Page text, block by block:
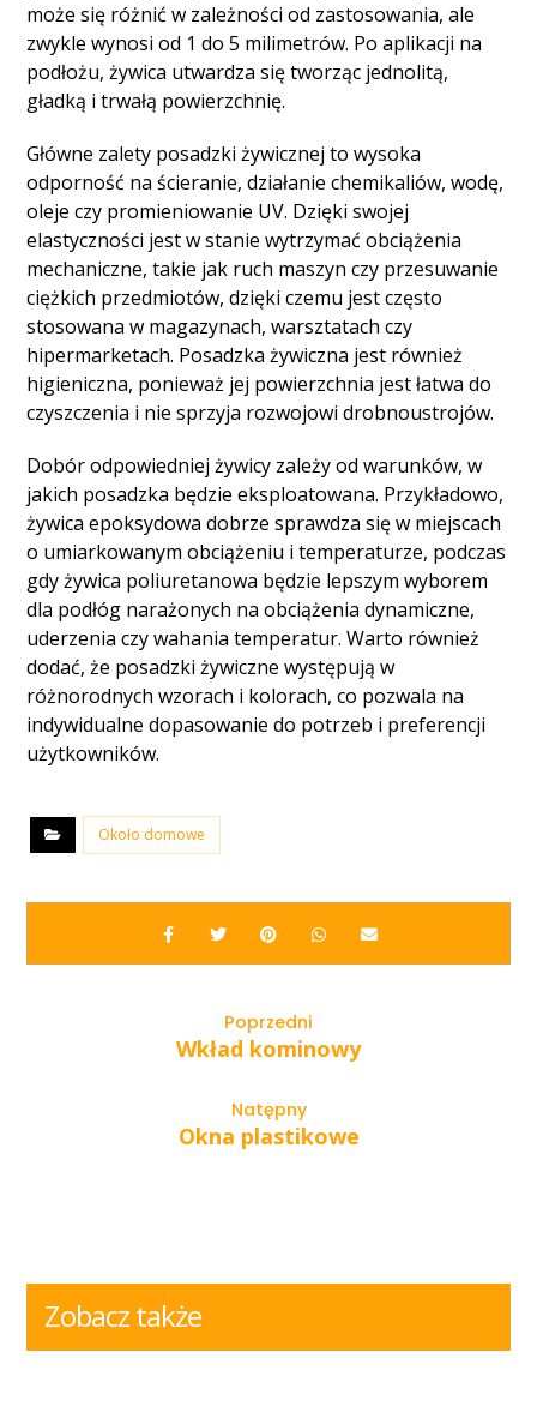
może się różnić w zależności od zastosowania, ale
zwykle wynosi od 1 do 5 milimetrów. Po aplikacji na
podłożu, żywica utwardza się tworząc jednolitą,
gładką i trwałą powierzchnię.
Główne zalety posadzki żywicznej to wysoka
odporność na ścieranie, działanie chemikaliów, wodę,
oleje czy promieniowanie UV. Dzięki swojej
elastyczności jest w stanie wytrzymać obciążenia
mechaniczne, takie jak ruch maszyn czy przesuwanie
ciężkich przedmiotów, dzięki czemu jest często
stosowana w magazynach, warsztatach czy
hipermarketach. Posadzka żywiczna jest również
higieniczna, ponieważ jej powierzchnia jest łatwa do
czyszczenia i nie sprzyja rozwojowi drobnoustrojów.
Dobór odpowiedniej żywicy zależy od warunków, w
jakich posadzka będzie eksploatowana. Przykładowo,
żywica epoksydowa dobrze sprawdza się w miejscach
o umiarkowanym obciążeniu i temperaturze, podczas
gdy żywica poliuretanowa będzie lepszym wyborem
dla podłóg narażonych na obciążenia dynamiczne,
uderzenia czy wahania temperatur. Warto również
dodać, że posadzki żywiczne występują w
różnorodnych wzorach i kolorach, co pozwala na
indywidualne dopasowanie do potrzeb i preferencji
użytkowników.
Około domowe
Poprzedni
Wkład kominowy
Natępny
Okna plastikowe
Zobacz także